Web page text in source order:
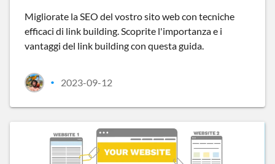
Migliorate la SEO del vostro sito web con tecniche
efficaci di link building. Scoprite l'importanza e i
vantaggi del link building con questa guida.
• 2023-09-12